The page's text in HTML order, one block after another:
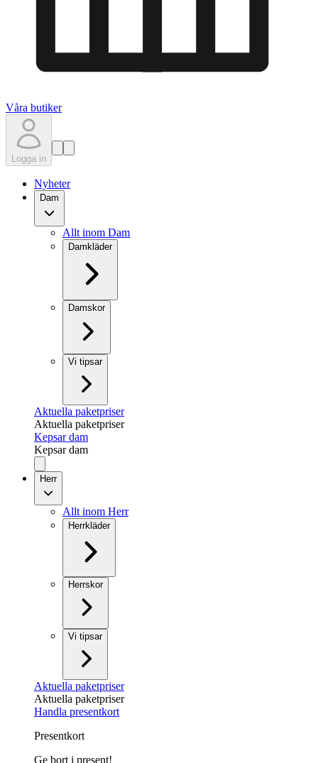
Våra butiker
Logga in
Nyheter
Dam
Allt inom Dam
Damkläder
Damskor
Vi tipsar
Aktuella paketpriser
Aktuella paketpriser
Kepsar dam
Kepsar dam
Herr
Allt inom Herr
Herrkläder
Herrskor
Vi tipsar
Aktuella paketpriser
Aktuella paketpriser
Handla presentkort
Presentkort
Ge bort i present!